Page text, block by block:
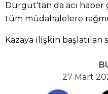
Durgut'tan da acı haber
tüm müdahalelere
Kazaya ilişkin
27 Mart